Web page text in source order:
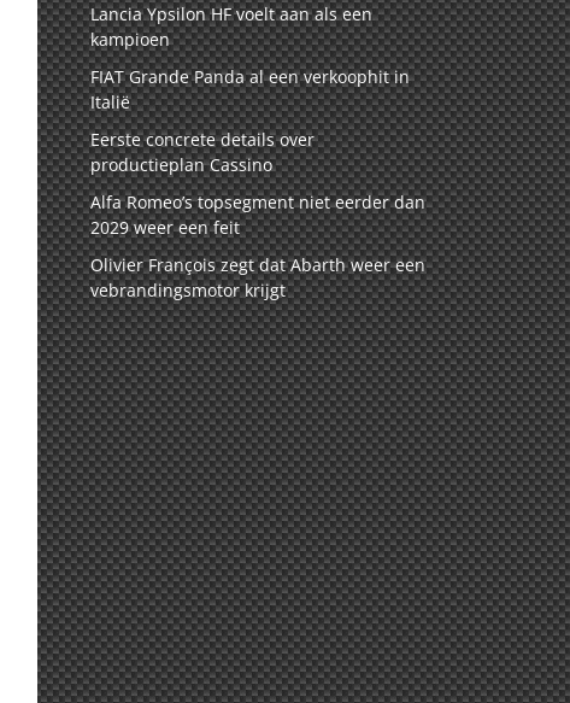
Lancia Ypsilon HF voelt aan als een
kampioen
FIAT Grande Panda al een verkoophit in
Italië
Eerste concrete details over
productieplan Cassino
Alfa Romeo’s topsegment niet eerder dan
2029 weer een feit
Olivier François zegt dat Abarth weer een
vebrandingsmotor krijgt